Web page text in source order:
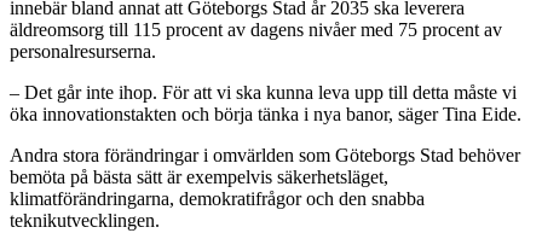
innebär bland annat att Göteborgs Stad år 2035 ska leverera
äldreomsorg till 115 procent av dagens nivåer med 75 procent av
personalresurserna.
– Det går inte ihop. För att vi ska kunna leva upp till detta måste vi
öka innovationstakten och börja tänka i nya banor, säger Tina Eide.
Andra stora förändringar i omvärlden som Göteborgs Stad behöver
bemöta på bästa sätt är exempelvis säkerhetsläget,
klimatförändringarna, demokratifrågor och den snabba
teknikutvecklingen.